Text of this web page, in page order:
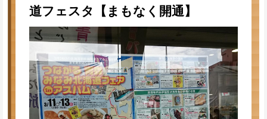
道フェスタ【まもなく開通】